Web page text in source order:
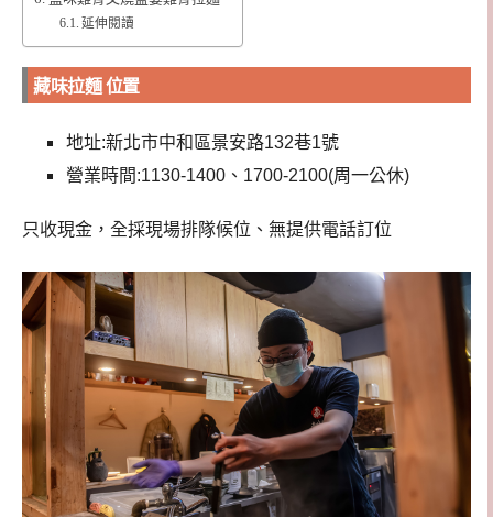
延伸閱讀
藏味拉麵 位置
地址:新北市中和區景安路132巷1號
營業時間:1130-1400、1700-2100(周一公休)
只收現金，全採現場排隊候位、無提供電話訂位